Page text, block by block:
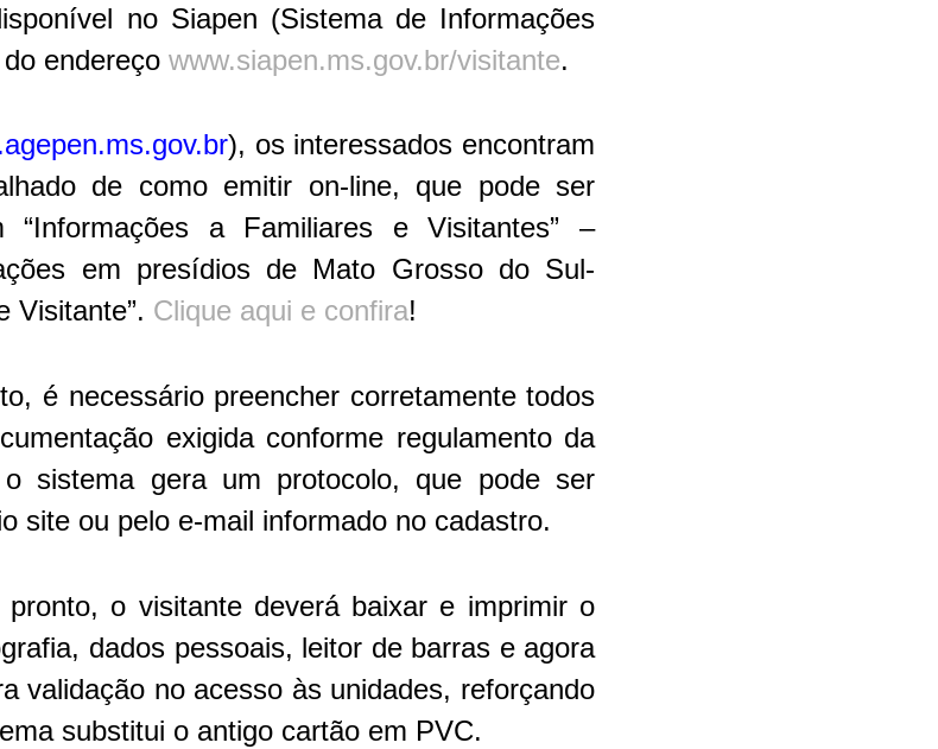
no Siapen (Sistema de Informações
endereço www.siapen.ms.gov.br/visitante.
), os interessados encontram
de como emitir on-line, que pode ser
a Familiares e Visitantes” –
em presídios de Mato Grosso do Sul-
Visitante”. Clique aqui e confira!
é necessário preencher corretamente todos
exigida conforme regulamento da
sistema gera um protocolo, que pode ser
site ou pelo e-mail informado no cadastro.
o visitante deverá baixar e imprimir o
dados pessoais, leitor de barras e agora
validação no acesso às unidades, reforçando
substitui o antigo cartão em PVC.